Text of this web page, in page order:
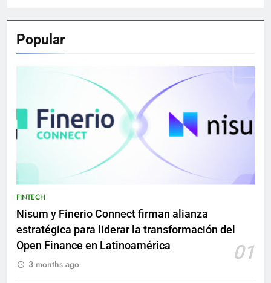
Popular
FINTECH
Nisum y Finerio Connect firman alianza
estratégica para liderar la transformación del
Open Finance en Latinoamérica
01
3 months ago